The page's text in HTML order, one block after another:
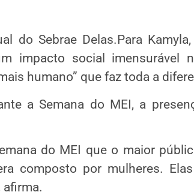
do Sebrae Delas.Para
impacto social imensurável
humano” que faz toda a
a Semana do MEI, a
do MEI que o maior
composto por mulheres.
afirma.